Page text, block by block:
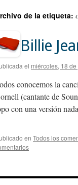
de la etiqueta:
Billie
el miércoles, 18
conocemos la
(cantante de
con una versión
en Todos los